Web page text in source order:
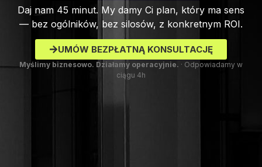
Daj nam 45 minut. My damy Ci plan, który ma sens
— bez ogólników, bez silosów, z konkretnym ROI.
UMÓW BEZPŁATNĄ KONSULTACJĘ
Myślimy biznesowo. Działamy operacyjnie. · Odpowiadamy w
ciągu 4h